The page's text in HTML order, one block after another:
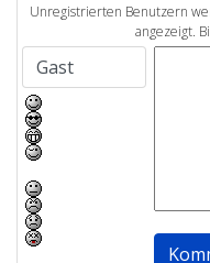
Unregistrierten Benutzern
angezeigt.